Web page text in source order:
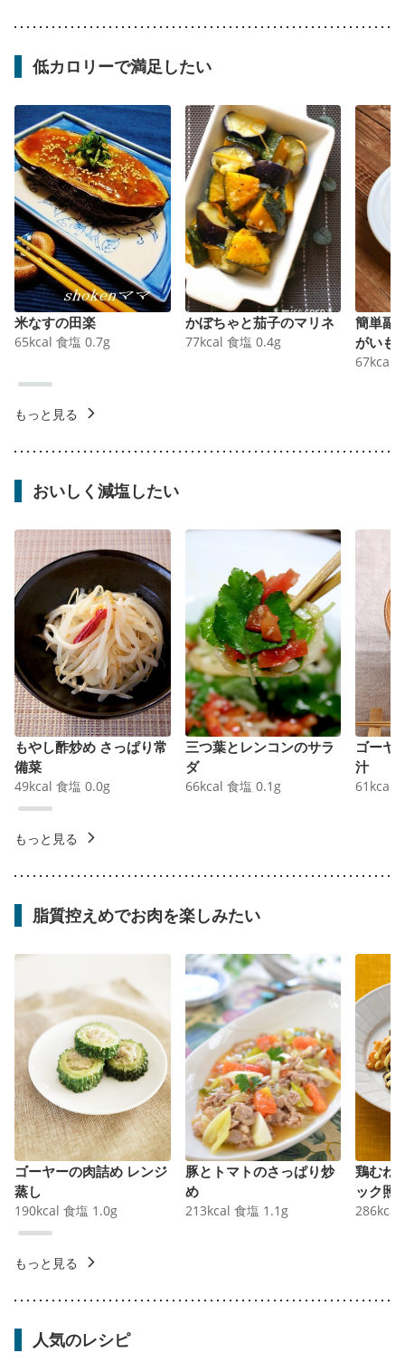
低カロリーで満足したい
米なすの田楽
65kcal 食塩 0.7g
かぼちゃと茄子のマリネ
77kcal 食塩 0.4g
簡単副
がいも
67kcal
もっと見る
おいしく減塩したい
もやし酢炒め さっぱり常
備菜
49kcal 食塩 0.0g
三つ葉とレンコンのサラ
ダ
66kcal 食塩 0.1 g
ゴーヤ
汁
61 kcal
もっと見る
脂質控えめでお肉を楽しみたい
ゴーヤーの肉詰め レンジ
蒸し
190kcal 食塩 1.0g
豚とトマトのさっぱり炒
め
213kcal 食塩 1.1 g
鶏むね
ック照
286kcal
もっと見る
人気のレシピ